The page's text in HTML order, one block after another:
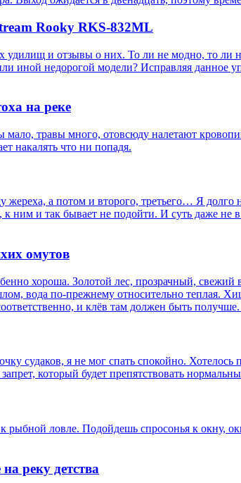
Rooky RKS-832ML
и отзывы о них. То ли не модно, то ли
иной недорогой модели? Исправляя данное
на реке
мало, травы много, отовсюду налетают
накалять что ни попадя.
а потом и второго, третьего… Я
ним и так бывает не подойти. И суть даже
омутов
хороша. Золотой лес, прозрачный,
вода по-прежнему относительно теплая.
и клёв там должен быть
судаков, я не мог спать спокойно. Хотелось
который будет препятствовать
рыбной ловле. Подойдешь спросонья к окну,
реку детства